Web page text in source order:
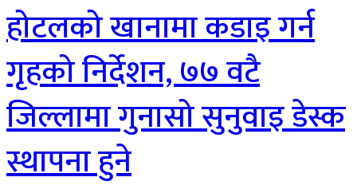
होटलको खानामा कडाइ गर्न
गृहको निर्देशन, ७७ वटै
जिल्लामा गुनासो सुनुवाइ डेस्क
स्थापना हुने